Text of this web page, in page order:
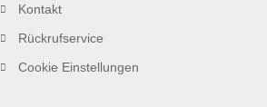
Kontakt
Rückrufservice
Cookie Einstellungen